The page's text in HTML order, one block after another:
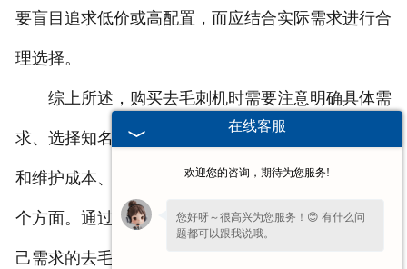
要盲目追求低价或高配置，而应结合实际需求进行合
理选择。
综上所述，购买去毛刺机时需要注意明确具体需
求、选择知名厂家、关注性能参数、考虑使用便捷性
和维护成本、了解售后服务以及综合考虑性价比等几
个方面。通过综合考虑这些因素，可以选购到适合自
己需求的去毛刺机。
在线客服
欢迎您的咨询，期待为您服务!
您好呀～很高兴为您服务！😊 有什么问
题都可以跟我说哦。